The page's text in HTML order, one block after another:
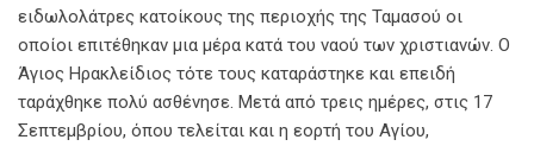
ειδωλολάτρες κατοίκους της περιοχής της Ταμασού οι
οποίοι επιτέθηκαν μια μέρα κατά του ναού των χριστιανών. Ο
Άγιος Ηρακλείδιος τότε τους καταράστηκε και επειδή
ταράχθηκε πολύ ασθένησε. Μετά από τρεις ημέρες, στις 17
Σεπτεμβρίου, όπου τελείται και η εορτή του Αγίου,